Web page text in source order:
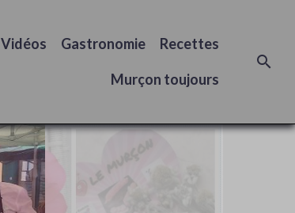
Vidéos Gastronomie Recettes
Murçon toujours